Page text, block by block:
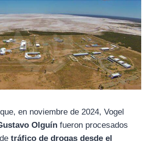
en noviembre de 2024, Vogel
Olguín fueron procesados
tráfico de drogas desde el